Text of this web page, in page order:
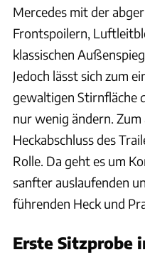
Mercedes mit der
Frontspoilern,
klassischen
Jedoch lässt sich zum
gewaltigen Stirnfläche
nur wenig ändern.
Heckabschluss des
Rolle. Da geht es um
sanfter auslaufenden
führenden Heck und
Erste Sitzprobe